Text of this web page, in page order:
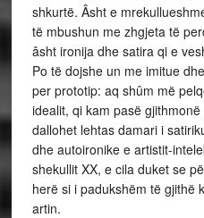
shkurtë. Âsht e
të mbushun me zhgjeta të
âsht ironija dhe satira qi e
Po të dojshe un me imitue
per prototip: aq shûm më
idealit, qi kam pasë gjithmonë
dallohet lehtas damari i
dhe autoironike e artistit-
shekullit XX, e cila duket se
herë si i padukshëm të gjithë
artin.